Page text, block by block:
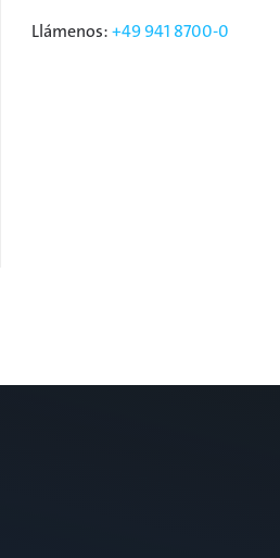
Llámenos:+49 941 8700-0